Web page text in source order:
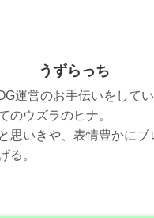
うずらっち
運営のお手伝いをして
のウズラのヒナ。
思いきや、表情豊かにブ
る。